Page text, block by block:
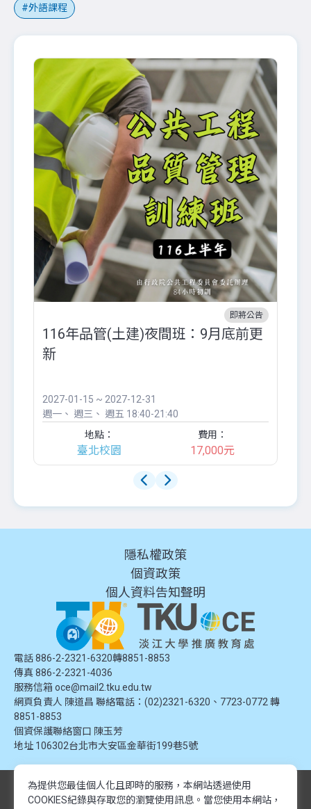
外語課程
即將公告
116年品管(土建)夜間班：9月底前更
新
2027-01-15 ~ 2027-12-31
週一
週三 週五 18:40-21:40
地點：
臺北校園
費用：
17,000元
隱私權政策
個資政策
個人資料告知聲明
電話 886-2-2321-6320轉8851-8853
傳真 886-2-2321-4036
服務信箱 oce@mail2.tku.edu.tw
網頁負責人 陳道昌 聯絡電話：(02)2321-6320、7723-0772 轉
8851-8853
個資保護聯絡窗口 陳玉芳
地址 106302台北市大安區金華街199巷5號
© 2024 淡江大學推廣教育處. 版權所有。本網站內容由淡江大學推廣教育處
提供，未經授權禁止轉載或引用。所有課程資訊、圖片及資料皆屬本單位所
為提供您最佳個人化且即時的服務，本網站透過使用
COOKIES紀錄與存取您的瀏覽使用訊息。 當您使用本網站，